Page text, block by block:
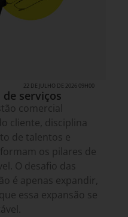
22 DE JULHO DE 2026 09H00
serviços
comercial
cliente, disciplina
de talentos e
os pilares de
O desafio das
é apenas expandir,
essa expansão se